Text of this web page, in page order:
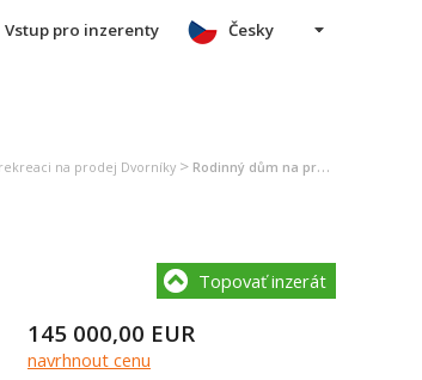
Vstup pro inzerenty Česky
na prodej Dvorníky > Rodinný dům na prodej Dvorníky
Topovať inzerát
145 000,00 EUR
navrhnout cenu